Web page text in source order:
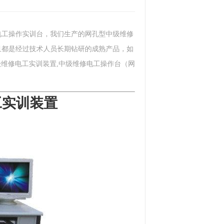
操作实训台，我们生产的网孔型中级维修
是经过技术人员长期钻研的成熟产品，如
修电工实训装置,中级维修电工操作台（网
训装置